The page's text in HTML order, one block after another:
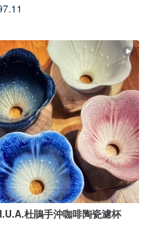
杜鵑手沖咖啡陶瓷濾杯